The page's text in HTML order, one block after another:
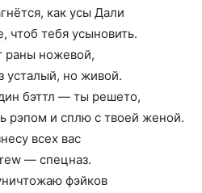
как усы Дали
чтоб тебя усыновить.
раны ножевой,
усталый, но живой.
бэттл — ты решето,
рэпом и сплю с твоей женой.
всех вас
— спецназ.
фэйков